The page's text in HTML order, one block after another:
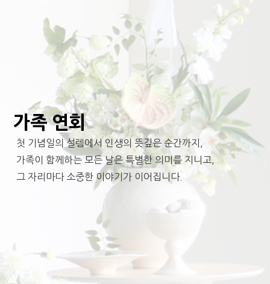
가족 연회
첫 기념일의 설렘에서 인생의 뜻깊은 순간까지,
가족이 함께하는 모든 날은 특별한 의미를 지니고,
그 자리마다 소중한 이야기가 이어집니다.